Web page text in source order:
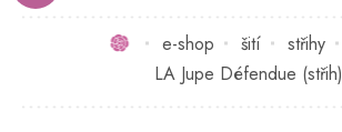
Domůe-shop šití střihy
LA Jupe Défendue (střih)